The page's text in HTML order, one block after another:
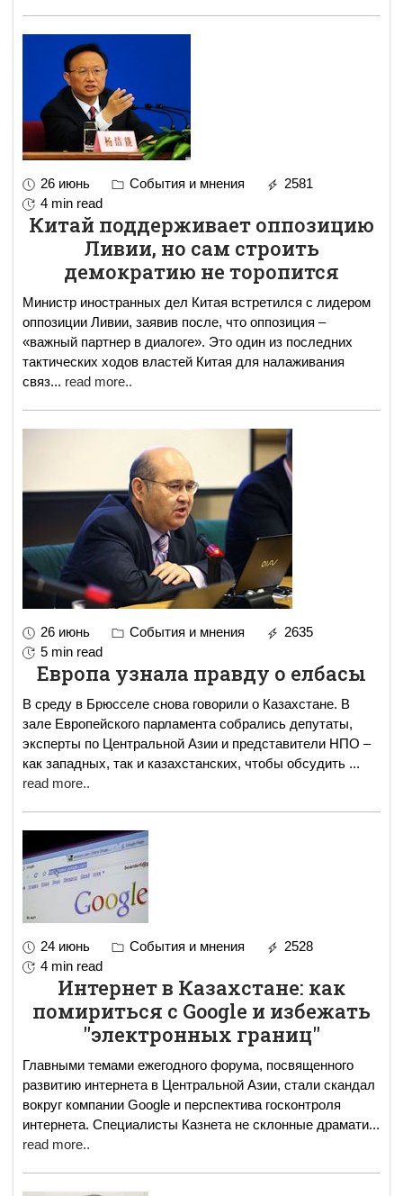
26 июнь События и мнения
2581
4 min read
Китай поддерживает оппозицию
Ливии, но сам строить
демократию не торопится
Министр иностранных дел Китая встретился с лидером
оппозиции Ливии, заявив после, что оппозиция –
«важный партнер в диалоге». Это один из последних
тактических ходов властей Китая для налаживания
связ... read more..
26 июнь События и мнения
2635
5 min read
Европа узнала правду о елбасы
В среду в Брюсселе снова говорили о Казахстане. В
зале Европейского парламента собрались депутаты,
эксперты по Центральной Азии и представители НПО –
как западных, так и казахстанских, чтобы обсудить ...
read more..
24 июнь События и мнения
2528
4 min read
Интернет в Казахстане: как
помириться с Google и избежать
"электронных границ"
Главными темами ежегодного форума, посвященного
развитию интернета в Центральной Азии, стали скандал
вокруг компании Google и перспектива госконтроля
интернета. Специалисты Казнета не склонные драмати...
read more..